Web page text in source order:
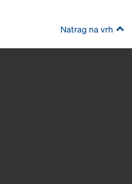
Natrag na vrh